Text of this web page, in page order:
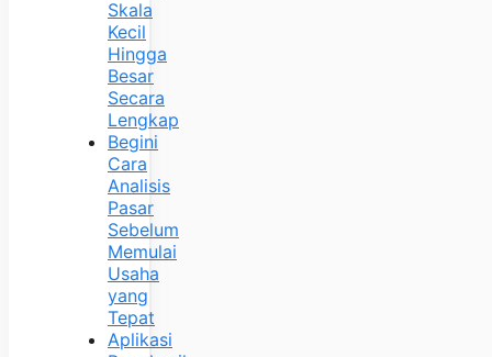
Skala
Kecil
Hingga
Besar
Secara
Lengkap
Begini
Cara
Analisis
Pasar
Sebelum
Memulai
Usaha
yang
Tepat
Aplikasi